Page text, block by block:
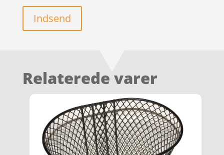
Indsend
Relaterede varer